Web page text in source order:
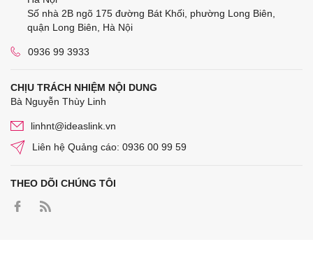
Số nhà 2B ngõ 175 đường Bát Khối, phường Long Biên,
quận Long Biên, Hà Nội
0936 99 3933
CHỊU TRÁCH NHIỆM NỘI DUNG
Bà Nguyễn Thùy Linh
linhnt@ideaslink.vn
Liên hệ Quảng cáo: 0936 00 99 59
THEO DÕI CHÚNG TÔI